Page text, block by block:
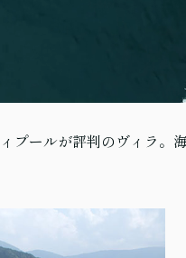
プールが評判のヴィラ。